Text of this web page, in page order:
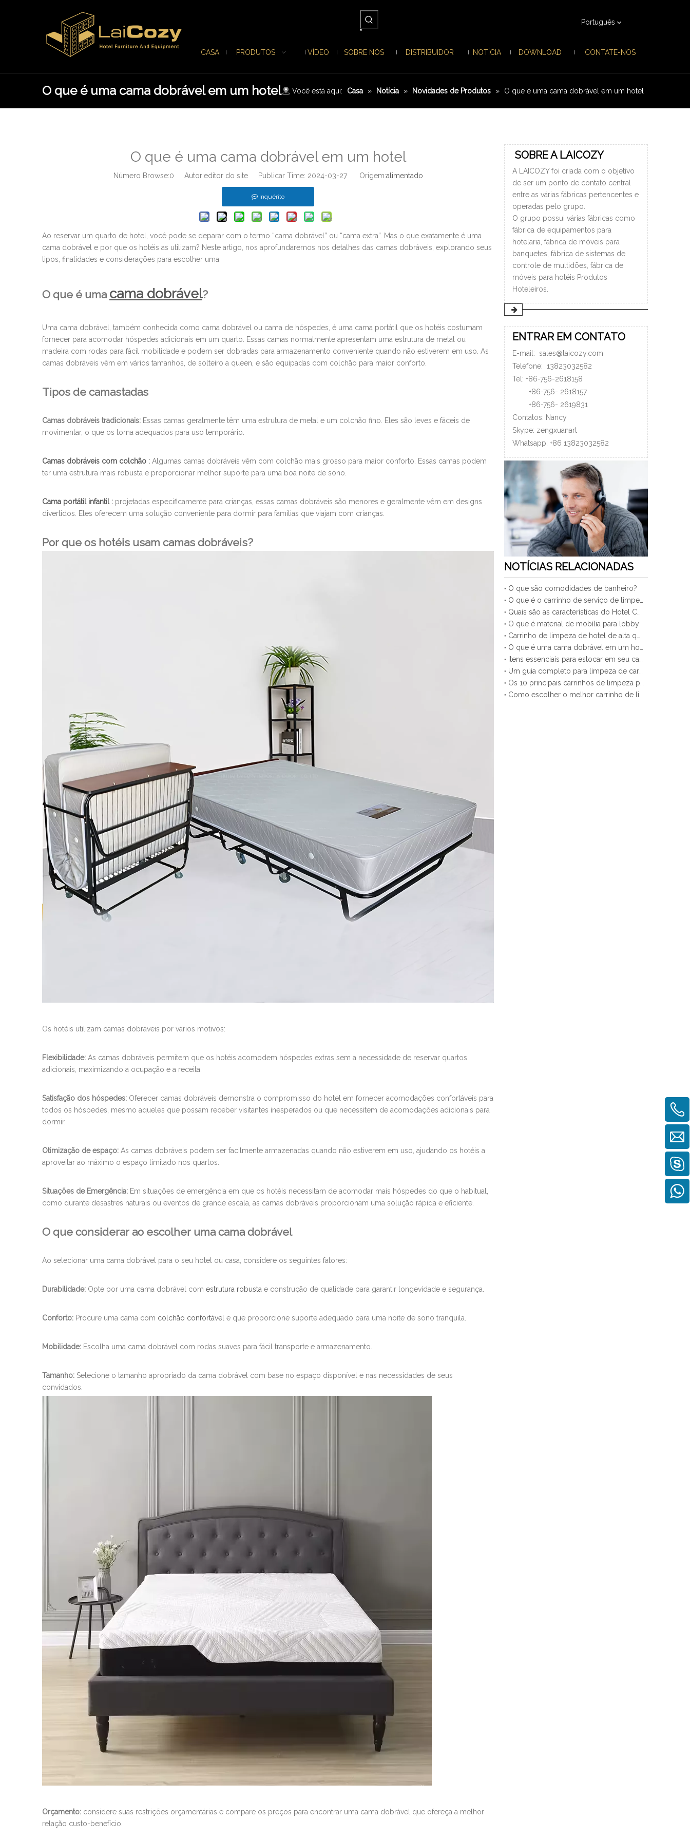
Português
CASA PRODUTOS VÍDEO SOBRE NÓS DISTRIBUIDOR NOTÍCIA DOWNLOAD CONTATE-NOS
O que é uma cama dobrável em um hotel Você está aqui: Casa » Notícia » Novidades de Produtos » O que é uma cama dobrável em um hotel
O que é uma cama dobrável em um hotel
Número Browse:0 Autor:editor do site Publicar Time: 2024-03-27 Origem:alimentado
Inquérito
Ao reservar um quarto de hotel, você pode se deparar com o termo “cama dobrável” ou “cama extra”. Mas o que exatamente é uma
cama dobrável e por que os hotéis as utilizam? Neste artigo, nos aprofundaremos nos detalhes das camas dobráveis, explorando seus
tipos, finalidades e considerações para escolher uma.
O que é uma cama dobrável?
Uma cama dobrável, também conhecida como cama dobrável ou cama de hóspedes, é uma cama portátil que os hotéis costumam
fornecer para acomodar hóspedes adicionais em um quarto. Essas camas normalmente apresentam uma estrutura de metal ou
madeira com rodas para fácil mobilidade e podem ser dobradas para armazenamento conveniente quando não estiverem em uso. As
camas dobráveis ​​vêm em vários tamanhos, de solteiro a queen, e são equipadas com colchão para maior conforto.
Tipos de camastadas
Camas dobráveis ​​tradicionais: Essas camas geralmente têm uma estrutura de metal e um colchão fino. Eles são leves e fáceis de
movimentar, o que os torna adequados para uso temporário.
Camas dobráveis ​​com colchão : Algumas camas dobráveis ​​vêm com colchão mais grosso para maior conforto. Essas camas podem
ter uma estrutura mais robusta e proporcionar melhor suporte para uma boa noite de sono.
Cama portátil infantil : projetadas especificamente para crianças, essas camas dobráveis ​​são menores e geralmente vêm em designs
divertidos. Eles oferecem uma solução conveniente para dormir para famílias que viajam com crianças.
Por que os hotéis usam camas dobráveis?
Os hotéis utilizam camas dobráveis ​​por vários motivos:
Flexibilidade: As camas dobráveis ​​permitem que os hotéis acomodem hóspedes extras sem a necessidade de reservar quartos
adicionais, maximizando a ocupação e a receita.
Satisfação dos hóspedes: Oferecer camas dobráveis ​​demonstra o compromisso do hotel em fornecer acomodações confortáveis ​​para
todos os hóspedes, mesmo aqueles que possam receber visitantes inesperados ou que necessitem de acomodações adicionais para
dormir.
Otimização de espaço: As camas dobráveis ​​podem ser facilmente armazenadas quando não estiverem em uso, ajudando os hotéis a
aproveitar ao máximo o espaço limitado nos quartos.
Situações de Emergência: Em situações de emergência em que os hotéis necessitam de acomodar mais hóspedes do que o habitual,
como durante desastres naturais ou eventos de grande escala, as camas dobráveis ​​proporcionam uma solução rápida e eficiente.
O que considerar ao escolher uma cama dobrável
Ao selecionar uma cama dobrável para o seu hotel ou casa, considere os seguintes fatores:
Durabilidade: Opte por uma cama dobrável com estrutura robusta e construção de qualidade para garantir longevidade e segurança.
Conforto: Procure uma cama com colchão confortável e que proporcione suporte adequado para uma noite de sono tranquila.
Mobilidade: Escolha uma cama dobrável com rodas suaves para fácil transporte e armazenamento.
Tamanho: Selecione o tamanho apropriado da cama dobrável com base no espaço disponível e nas necessidades de seus
convidados.
Orçamento: considere suas restrições orçamentárias e compare os preços para encontrar uma cama dobrável que ofereça a melhor
relação custo-benefício.
SOBRE A LAICOZY
A LAICOZY foi criada com o objetivo
de ser um ponto de contato central
entre as várias fábricas pertencentes e
operadas pelo grupo.
O grupo possui várias fábricas como
fábrica de equipamentos para
hotelaria, fábrica de móveis para
banquetes, fábrica de sistemas de
controle de multidões, fábrica de
móveis para hotéis Produtos
Hoteleiros.
ENTRAR EM CONTATO
E-mail: sales@laicozy.com
Telefone: 13823032582
Tel: +86-756-2618158
+86-756- 2618157
+86-756- 2619831
Contatos: Nancy
Skype: zengxuanart
Whatsapp: +86 13823032582
NOTÍCIAS RELACIONADAS
O que são comodidades de banheiro?